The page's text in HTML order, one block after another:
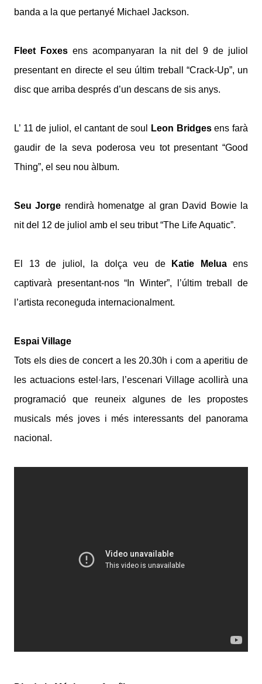
banda a la que pertanyé Michael Jackson.
Fleet Foxesens acompanyaran la nit del 9 de juliol
presentant en directe el seu últim treball “Crack-Up”, un
disc que arriba després d’un descans de sis anys.
L’ 11 de juliol, el cantant de soul Leon Bridgesens farà
gaudir de la seva poderosa veu tot presentant “Good
Thing”, el seu nou àlbum.
Seu Jorge rendirà homenatge al gran David Bowie la
nit del 12 de juliol amb el seu tribut “The Life Aquatic”.
El 13 de juliol, la dolça veu de Katie Meluaens
captivarà presentant-nos “In Winter”, l’últim treball de
l’artista reconeguda internacionalment.
Espai Village
Tots els dies de concert a les 20.30h i com a aperitiu de
les actuacions estel·lars, l’escenari Village acollirà una
programació que reuneix algunes de les propostes
musicals més joves i més interessants del panorama
nacional.